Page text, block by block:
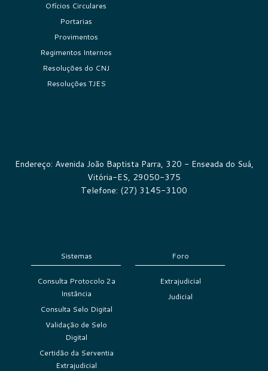
Ofícios Circulares
Portarias
Provimentos
Regimentos Internos
Resoluções do CNJ
Resoluções TJES
Endereço: Avenida João Baptista Parra, 320 - Enseada do Suá,
Vitória-ES, 29050-375
Telefone: (27) 3145-3100
Sistemas
Consulta Protocolo 2a
Instância
Consulta Selo Digital
Validação de Selo
Digital
Certidão da Serventia
Extrajudicial
Foro
Extrajudicial
Judicial